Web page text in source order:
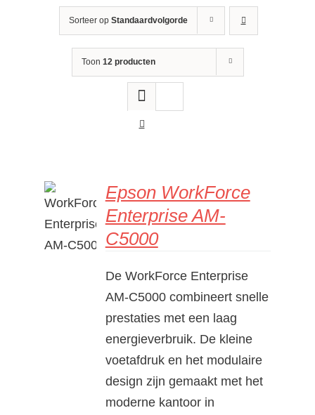
Sorteer op Standaardvolgorde
Toon 12 producten
DETAILS
Epson WorkForce
Enterprise AM-
C5000
De WorkForce Enterprise
AM-C5000 combineert snelle
prestaties met een laag
energieverbruik. De kleine
voetafdruk en het modulaire
design zijn gemaakt met het
moderne kantoor in